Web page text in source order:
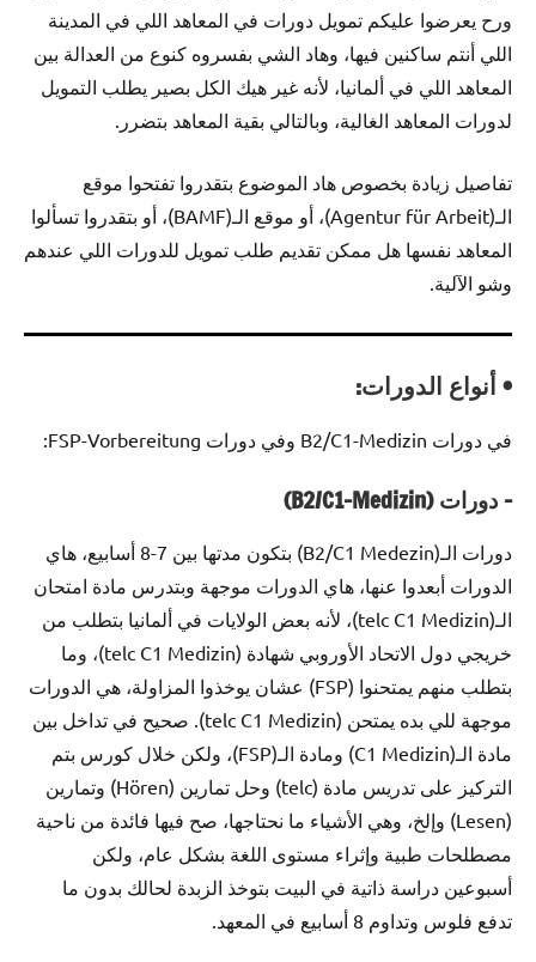
ورح يعرضوا عليكم تمويل دورات في المعاهد اللي في المدينة
اللي أنتم ساكنين فيها، وهاد الشي بفسروه كنوع من العدالة بين
المعاهد اللي في ألمانيا، لأنه غير هيك الكل بصير يطلب التمويل
لدورات المعاهد الغالية، وبالتالي بقية المعاهد بتضرر.
تفاصيل زيادة بخصوص هاد الموضوع بتقدروا تفتحوا موقع
الـ(Agentur für Arbeit)، أو موقع الـ(BAMF)، أو بتقدروا تسألوا
المعاهد نفسها هل ممكن تقديم طلب تمويل للدورات اللي عندهم
وشو الآلية.
• أنواع الدورات:
في دورات B2/C1-Medizin وفي دورات FSP-Vorbereitung:
– دورات (B2/C1-Medizin)
دورات الـ(B2/C1 Medezin) بتكون مدتها بين 7-8 أسابيع، هاي
الدورات أبعدوا عنها، هاي الدورات موجهة وبتدرس مادة امتحان
الـ(telc C1 Medizin)، لأنه بعض الولايات في ألمانيا بتطلب من
خريجي دول الاتحاد الأوروبي شهادة (telc C1 Medizin)، وما
بتطلب منهم يمتحنوا (FSP) عشان يوخذوا المزاولة، هي الدورات
موجهة للي بده يمتحن (telc C1 Medizin). صحيح في تداخل بين
مادة الـ(C1 Medizin) ومادة الـ(FSP)، ولكن خلال كورس بتم
التركيز على تدريس مادة (telc) وحل تمارين (Hören) وتمارين
(Lesen) وإلخ، وهي الأشياء ما نحتاجها، صح فيها فائدة من ناحية
مصطلحات طبية وإثراء مستوى اللغة بشكل عام، ولكن
أسبوعين دراسة ذاتية في البيت بتوخذ الزبدة لحالك بدون ما
تدفع فلوس وتداوم 8 أسابيع في المعهد.